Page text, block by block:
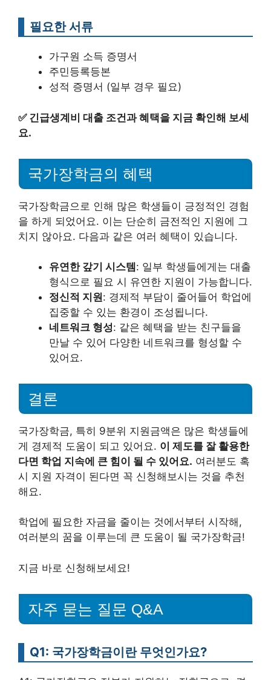
필요한 서류
가구원 소득 증명서
주민등록등본
성적 증명서 (일부 경우 필요)
✅ 긴급생계비 대출 조건과 혜택을 지금 확인해 보세
요.
국가장학금의 혜택
국가장학금으로 인해 많은 학생들이 긍정적인 경험
을 하게 되었어요. 이는 단순히 금전적인 지원에 그
치지 않아요. 다음과 같은 여러 혜택이 있습니다.
유연한 갚기 시스템 : 일부 학생들에게는 대출
형식으로 필요 시 유연한 지원이 가능합니다.
정신적 지원: 경제적 부담이 줄어들어 학업에
집중할 수 있는 환경이 조성됩니다.
네트워크 형성: 같은 혜택을 받는 친구들을
만날 수 있어 다양한 네트워크를 형성할 수
있어요.
결론
국가장학금, 특히 9분위 지원금액은 많은 학생들에
게 경제적 도움이 되고 있어요. 이 제도를 잘 활용한
다면 학업 지속에 큰 힘이 될 수 있어요. 여러분도 혹
시 지원 자격이 된다면 꼭 신청해보시는 것을 추천
해요.
학업에 필요한 자금을 줄이는 것에서부터 시작해,
여러분의 꿈을 이루는데 큰 도움이 될 국가장학금!
지금 바로 신청해보세요!
자주 묻는 질문 Q&A
Q1: 국가장학금이란 무엇인가요?